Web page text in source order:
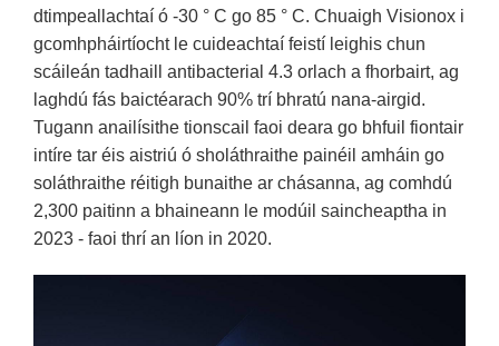
dtimpeallachtaí ó -30 ° C go 85 ° C. Chuaigh Visionox i
gcomhpháirtíocht le cuideachtaí feistí leighis chun
scáileán tadhaill antibacterial 4.3 orlach a fhorbairt, ag
laghdú fás baictéarach 90% trí bhratú nana-airgid.
Tugann anailísithe tionscail faoi deara go bhfuil fiontair
intíre tar éis aistriú ó sholáthraithe painéil amháin go
soláthraithe réitigh bunaithe ar chásanna, ag comhdú
2,300 paitinn a bhaineann le modúil saincheaptha in
2023 - faoi thrí an líon in 2020.